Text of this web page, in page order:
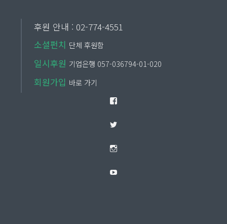
후원 안내 : 02-774-4551
소셜펀치 단체 후원함
일시후원 기업은행 057-036794-01-020
회원가입 바로 가기
Facebook
Twitter
Instagram
YouTube